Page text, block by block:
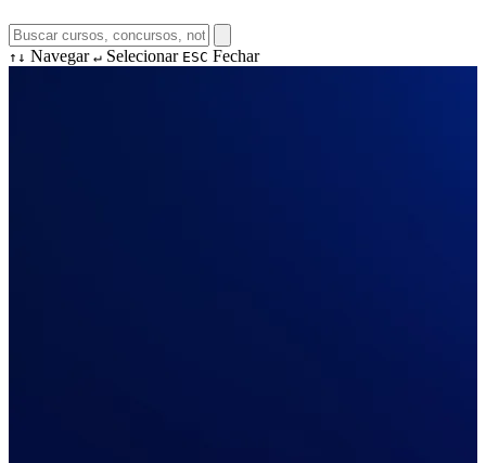
↑↓ Navegar ↵ Selecionar ESC Fechar